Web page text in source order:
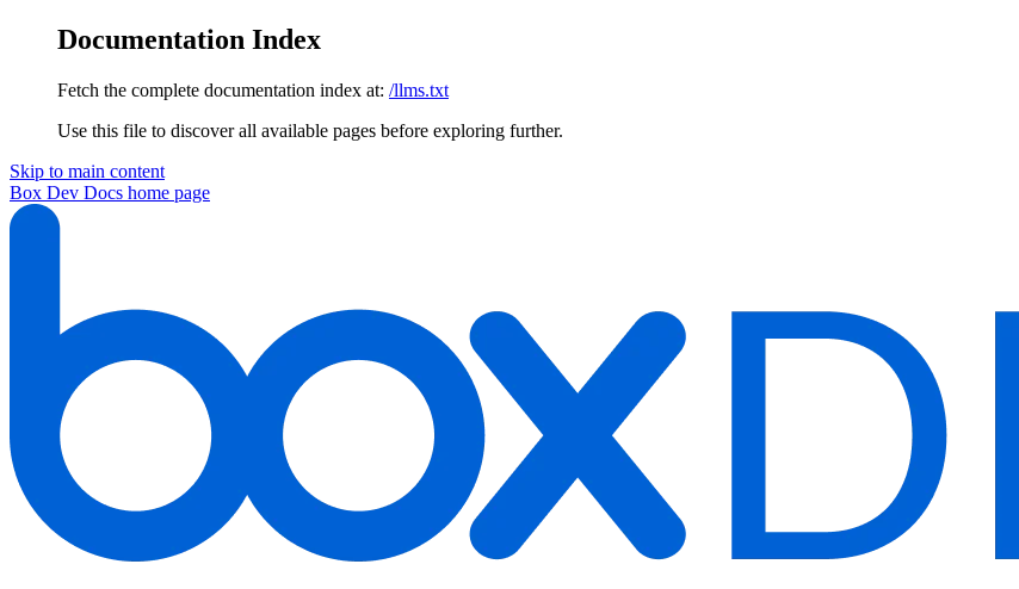
Documentation Index
Fetch the complete documentation index at: /llms.txt
Use this file to discover all available pages before exploring further.
Skip to main content
Box Dev Docs home page